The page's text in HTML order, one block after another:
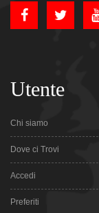
Utente
Chi siamo
Dove ci Trovi
Accedi
Preferiti